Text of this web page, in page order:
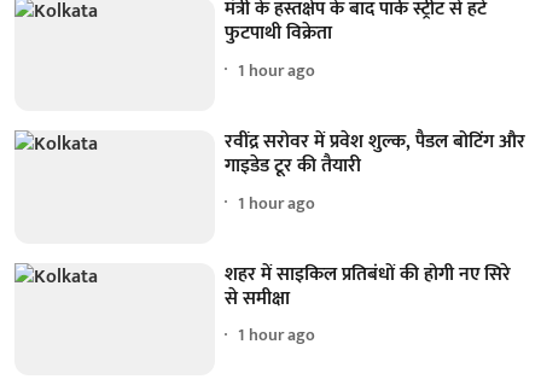
मंत्री के हस्तक्षेप के बाद पार्क स्ट्रीट से हटे
फुटपाथी विक्रेता
1 hour ago
रवींद्र सरोवर में प्रवेश शुल्क, पैडल बोटिंग और
गाइडेड टूर की तैयारी
1 hour ago
शहर में साइकिल प्रतिबंधों की होगी नए सिरे
से समीक्षा
1 hour ago